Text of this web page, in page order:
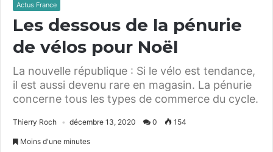
Actus France
Les dessous de la pénurie
de vélos pour Noël
La nouvelle république : Si le vélo est tendance,
il est aussi devenu rare en magasin. La pénurie
concerne tous les types de commerce du cycle.
Thierry Roch décembre 13, 2020 0 154
Moins d'une minutes